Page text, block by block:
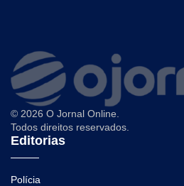
© 2026 O Jornal Online.
Todos direitos reservados.
Editorias
Polícia